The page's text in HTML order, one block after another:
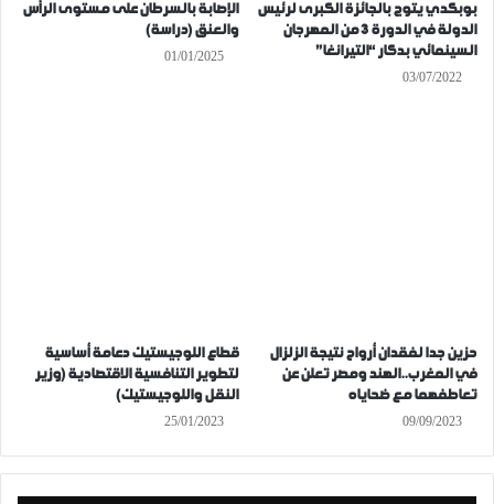
بوبكدي يتوج بالجائزة الكبرى لرئيس
الدولة في الدورة 3 من المهرجان
السينمائي بدكار “التيرانغا”
03/07/2022
الإصابة بالسرطان على مستوى الرأس
والعنق (دراسة)
01/01/2025
حزين جدا لفقدان أرواح نتيجة الزلزال
في المغرب..الهند ومصر تعلن عن
تعاطفهما مع ضحاياه
09/09/2023
قطاع اللوجيستيك دعامة أساسية
لتطوير التنافسية الاقتصادية (وزير
النقل واللوجيستيك)
25/01/2023